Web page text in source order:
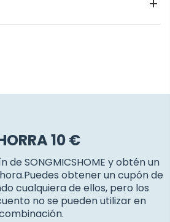
10 €
SONGMICSHOME y obtén un
obtener un cupón de
cualquiera de ellos, pero los
no se pueden utilizar en